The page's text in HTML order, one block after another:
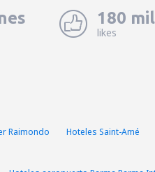
180 mil
likes
Raimondo
Hoteles Saint-Amé